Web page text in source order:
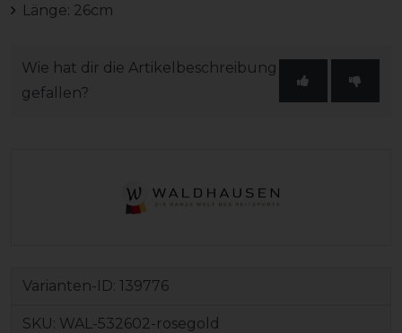
Länge: 26cm
Wie hat dir die Artikelbeschreibung
gefallen?
Varianten-ID: 139776
SKU: WAL-532602-rosegold